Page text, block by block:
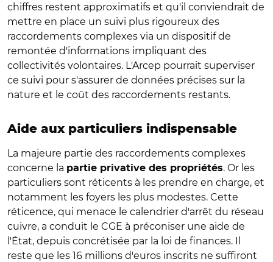
chiffres restent approximatifs et qu'il conviendrait de
mettre en place un suivi plus rigoureux des
raccordements complexes via un dispositif de
remontée d'informations impliquant des
collectivités volontaires. L'Arcep pourrait superviser
ce suivi pour s'assurer de données précises sur la
nature et le coût des raccordements restants.
Aide aux particuliers indispensable
La majeure partie des raccordements complexes
concerne la partie privative des propriétés. Or les
particuliers sont réticents à les prendre en charge, et
notamment les foyers les plus modestes. Cette
réticence, qui menace le calendrier d'arrêt du réseau
cuivre, a conduit le CGE à préconiser une aide de
l'État, depuis concrétisée par la loi de finances. Il
reste que les 16 millions d'euros inscrits ne suffiront